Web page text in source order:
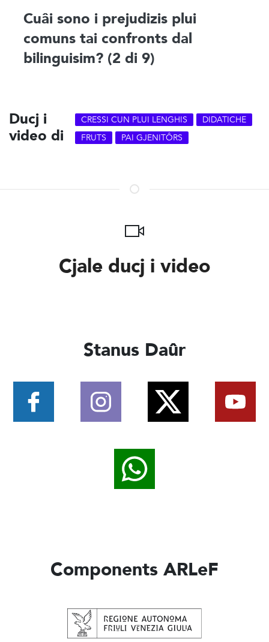
Cuâi sono i prejudizis plui
comuns tai confronts dal
bilinguisim? (2 di 9)
Ducj i
video di
CRESSI CUN PLUI LENGHIS
DIDATICHE
FRUTS
PAI GJENITÔRS
Cjale ducj i video
Stanus Daûr
Components ARLeF